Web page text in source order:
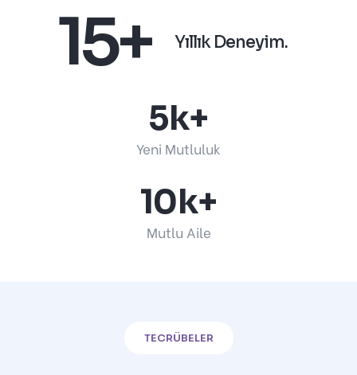
15+ Yıllık Deneyim.
5k+
Yeni Mutluluk
10k+
Mutlu Aile
TECRÜBELER